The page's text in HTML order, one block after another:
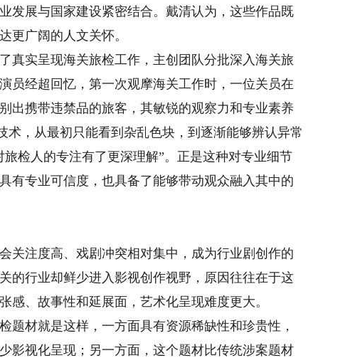
发展与国家建设紧密结合。戴清认为，这些作品既
更广阔的人文关怀。
实呈现海关旅检工作，主创团队分批深入海关旅
员经超回忆，第一次观摩海关工作时，一位关员在
出携带违禁品的旅客，其敏锐的观察力和专业素养
，从最初只能看到杂乱色块，到逐渐能够辨认异常
检人的专注有了更深理解”。正是这种对专业细节
有专业可信度，也具备了能够带动观众融入其中的
注度高、戏剧冲突相对集中，成为行业剧创作的
的行业却鲜少进入影视创作视野，原因往往在于这
感、故事性和延展面，艺术化呈现难度更大。
材就是这样，一方面具有资源稀缺性和珍贵性，
影视化呈现；另一方面，这个题材比传统涉案题材